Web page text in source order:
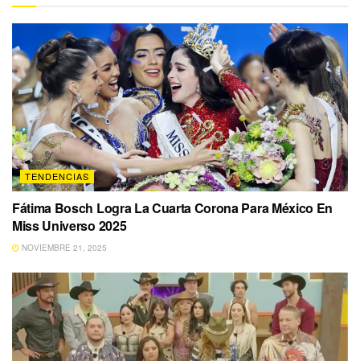
TENDENCIAS
Fátima Bosch Logra La Cuarta Corona Para México En
Miss Universo 2025
NOVIEMBRE 21, 2025